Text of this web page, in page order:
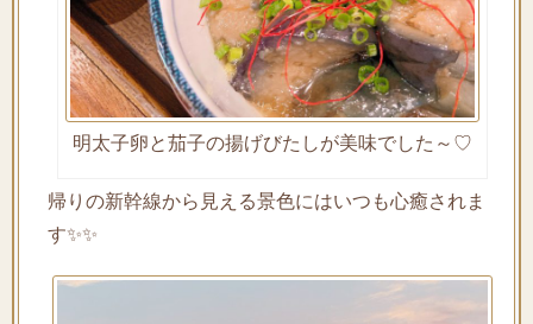
明太子卵と茄子の揚げびたしが美味でした～♡
帰りの新幹線から見える景色にはいつも心癒されま
す✨✨